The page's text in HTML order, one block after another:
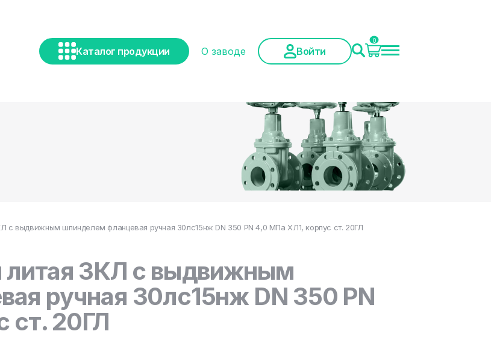
Каталог продукции О заводе Войти
0
с выдвижным шпинделем фланцевая ручная 30лс15нж DN 350 PN 4,0 МПа ХЛ1, корпус ст. 20ГЛ
литая ЗКЛ с выдвижным
ручная 30лс15нж DN 350 PN
ст. 20ГЛ